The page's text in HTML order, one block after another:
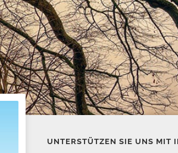
UNTERSTÜTZEN SIE UNS MIT